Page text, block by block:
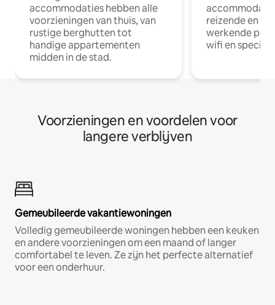
accommodaties hebben alle
voorzieningen van thuis, van
rustige berghutten tot
handige appartementen
midden in de stad.
reizende en
werkende
wifi en
Voorzieningen en voordelen voor
langere verblijven
Gemeubileerde vakantiewoningen
Volledig gemeubileerde woningen hebben een keuken
en andere voorzieningen om een maand of langer
comfortabel te leven. Ze zijn het perfecte alternatief
voor een onderhuur.